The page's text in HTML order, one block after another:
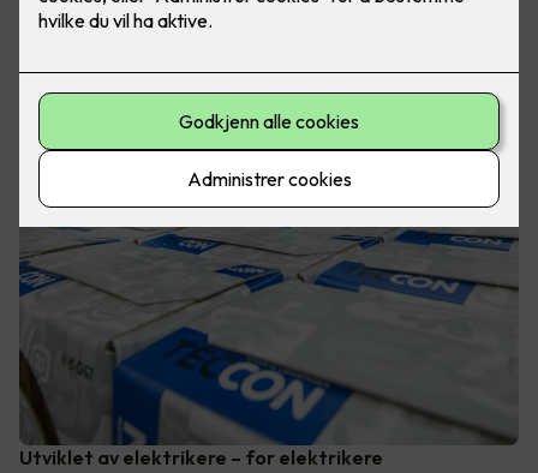
Utviklet av elektrikere – for elektrikere